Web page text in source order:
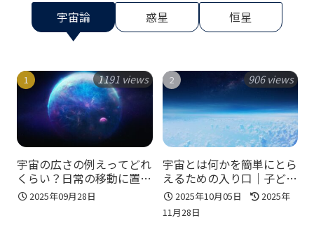
宇宙論 惑星 恒星
宇宙の広さの例えってどれ
くらい？日常の移動に置き
換えて直感的に理解
1191 views
2025年09月28日
宇宙とは何かを簡単にとら
えるための入り口｜子ども
にも説明できる宇宙の見方
をやさしく整理！
906 views
2025年10月05日
2025年
11月28日